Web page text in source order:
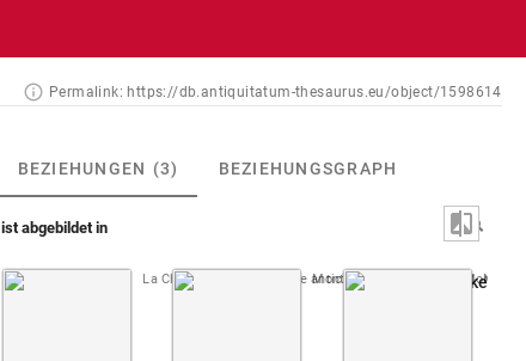
Permalink: https://db.antiquitatum-thesaurus.eu/object/1598614
BEZIEHUNGEN (3) BEZIEHUNGSGRAPH
ist abgebildet in
La Chausse 1700 (Gemme antiche) Taf. 081: Nike,
Montfaucon, Papiers de